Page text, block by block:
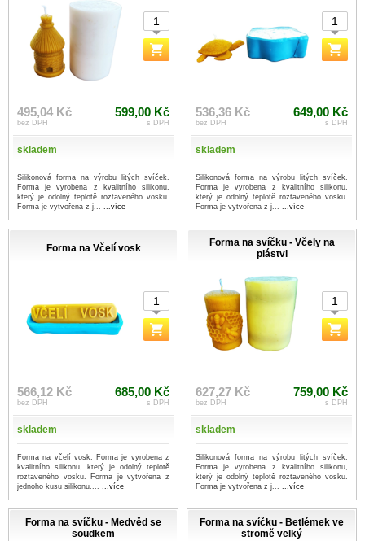
495,04 Kč
bez DPH
599,00 Kč
s DPH
skladem
Silikonová forma na výrobu litých svíček.
Forma je vyrobena z kvalitního silikonu,
který je odolný teplotě roztaveného vosku.
Forma je vytvořena z j... ...více
536,36 Kč
bez DPH
649,00 Kč
s DPH
skladem
Silikonová forma na výrobu litých svíček.
Forma je vyrobena z kvalitního silikonu,
který je odolný teplotě roztaveného vosku.
Forma je vytvořena z j... ...více
Forma na Včelí vosk
566,12 Kč
bez DPH
685,00 Kč
s DPH
skladem
Forma na včelí vosk. Forma je vyrobena z
kvalitního silikonu, který je odolný teplotě
roztaveného vosku. Forma je vytvořena z
jednoho kusu silikonu.... ...více
Forma na svíčku - Včely na
plástvi
627,27 Kč
bez DPH
759,00 Kč
s DPH
skladem
Silikonová forma na výrobu litých svíček.
Forma je vyrobena z kvalitního silikonu,
který je odolný teplotě roztaveného vosku.
Forma je vytvořena z j... ...více
Forma na svíčku - Medvěd se
soudkem
Forma na svíčku - Betlémek ve
stromě velký